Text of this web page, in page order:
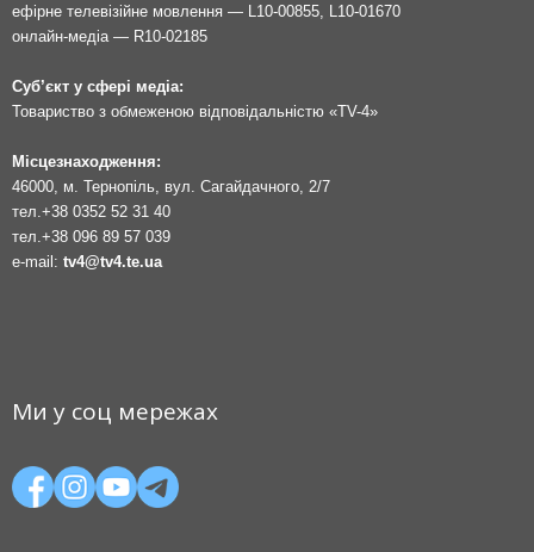
ефірне телевізійне мовлення — L10-00855, L10-01670
онлайн-медіа — R10-02185
Суб’єкт у сфері медіа:
Товариство з обмеженою відповідальністю «TV-4»
Місцезнаходження:
46000, м. Тернопіль, вул. Сагайдачного, 2/7
тел. +38 0352 52 31 40
тел. +38 096 89 57 039
e-mail: tv4@tv4.te.ua
Ми у соц мережах